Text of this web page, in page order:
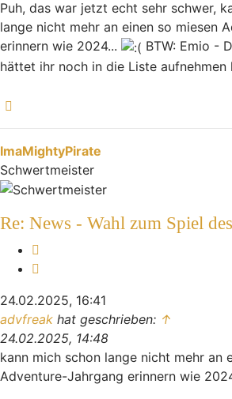
Puh, das war jetzt echt sehr schwer,
lange nicht mehr an einen so miesen
erinnern wie 2024...
BTW: Emio -
hättet ihr noch in die Liste aufnehmen
ImaMightyPirate
Schwertmeister
Re: News - Wahl zum Spiel
24.02.2025, 16:41
advfreak hat geschrieben: ↑
24.02.2025, 14:48
kann mich schon lange nicht mehr an
Adventure-Jahrgang erinnern wie